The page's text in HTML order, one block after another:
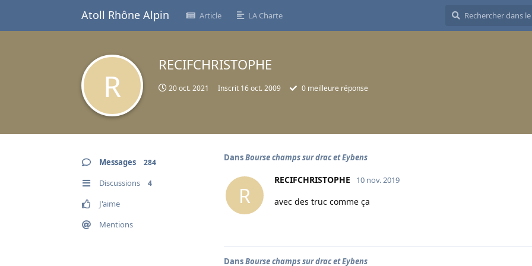
Atoll Rhône Alpin Article LA Charte
R
RECIFCHRISTOPHE
20 oct. 2021 Inscrit 16 oct. 2009 0 meilleure réponse
Messages 284
Discussions 4
J'aime
Mentions
DansBourse champs sur drac et Eybens
R
RECIFCHRISTOPHE 10 nov. 2019
avec des truc comme ça
DansBourse champs sur drac et Eybens